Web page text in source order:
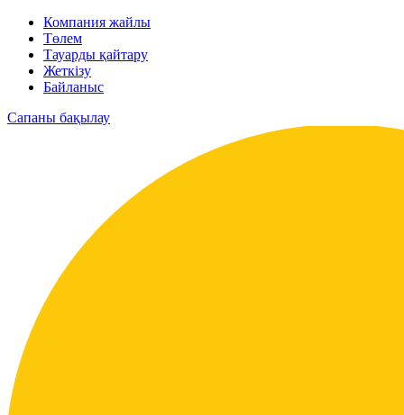
Компания жайлы
Төлем
Тауарды қайтару
Жеткізу
Байланыс
Сапаны бақылау